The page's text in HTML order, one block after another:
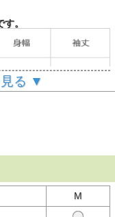
。
ツ。
テージ感を演出。
ーリングでプリント。
の低いカラーでプリント
る ▼
M